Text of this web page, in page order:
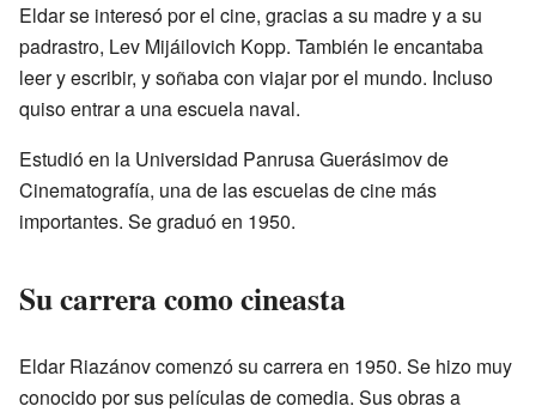
Eldar se interesó por el cine, gracias a su madre y a su
padrastro, Lev Mijáilovich Kopp. También le encantaba
leer y escribir, y soñaba con viajar por el mundo. Incluso
quiso entrar a una escuela naval.
Estudió en la Universidad Panrusa Guerásimov de
Cinematografía, una de las escuelas de cine más
importantes. Se graduó en 1950.
Su carrera como cineasta
Eldar Riazánov comenzó su carrera en 1950. Se hizo muy
conocido por sus películas de comedia. Sus obras a